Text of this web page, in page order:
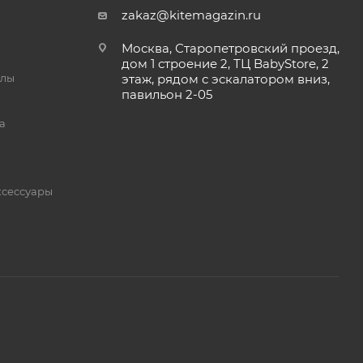
zakaz@kitemagazin.ru
Москва, Старопетровский проезд,
дом 1 строение 2, ТЦ BabyStore, 2
этаж, рядом с эскалатором вниз,
павильон 2-05